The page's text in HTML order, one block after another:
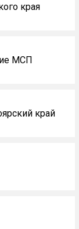
края
МСП
край